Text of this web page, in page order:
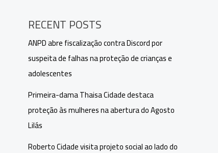
RECENT POSTS
ANPD abre fiscalização contra Discord por
suspeita de falhas na proteção de crianças e
adolescentes
Primeira-dama Thaisa Cidade destaca
proteção às mulheres na abertura do Agosto
Lilás
Roberto Cidade visita projeto social ao lado do